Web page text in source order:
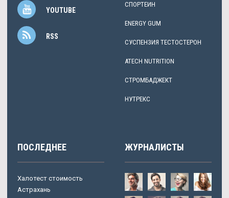
YOUTUBE
RSS
СПОРТЕИН
ENERGY GUM
СУСПЕНЗИЯ ТЕСТОСТЕРОН
ATECH NUTRITION
СТРОМБАДЖЕКТ
НУТРЕКС
ПОСЛЕДНЕЕ
Халотест стоимость
Астрахань
ЖУРНАЛИСТЫ